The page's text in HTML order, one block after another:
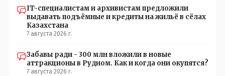
IT-специалистам и архивистам предложили
выдавать подъёмные и кредиты на жильё в сёлах
Казахстана
7 августа 2026 г.
Забавы ради - 300 млн вложили в новые
аттракционы в Рудном. Как и когда они окупятся?
7 августа 2026 г.